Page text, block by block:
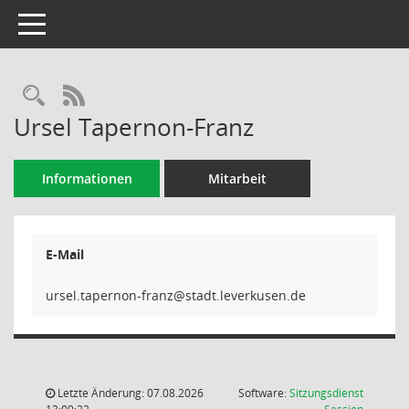
Toggle navigation
Rechercheauswahl
RSS-Feed
Ursel Tapernon-Franz
Informationen Mitarbeit
E-Mail
znarf-nonr
Letzte Änderung: 07.08.2026
Software:Sitzungsdienst